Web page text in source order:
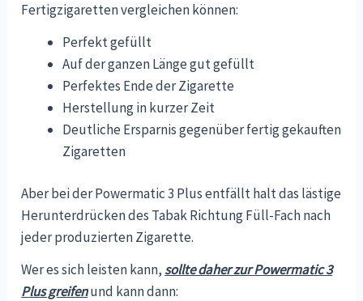
Fertigzigaretten vergleichen können:
Perfekt gefüllt
Auf der ganzen Länge gut gefüllt
Perfektes Ende der Zigarette
Herstellung in kurzer Zeit
Deutliche Ersparnis gegenüber fertig gekauften
Zigaretten
Aber bei der Powermatic 3 Plus entfällt halt das lästige
Herunterdrücken des Tabak Richtung Füll-Fach nach
jeder produzierten Zigarette.
Wer es sich leisten kann,sollte daher zur Powermatic 3
Plus greifenund kann dann: